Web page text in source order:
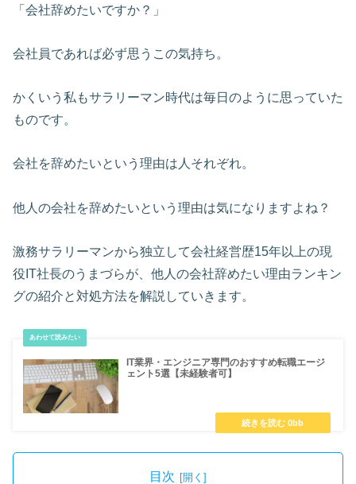
「会社辞めたいですか？」
会社員であれば必ず思うこの気持ち。
かくいう私もサラリーマン時代は毎日のように思っていた
ものです。
会社を辞めたいという理由は人それぞれ。
他人の会社を辞めたいという理由は気になりますよね？
激務サラリーマンから独立して会社経営歴15年以上の現
役IT社長のうまづらが、他人の会社辞めたい理由ランキン
グの紹介と対処方法を解説していきます。
IT業界・エンジニア専門のおすすめ転職エージ
ェント5選【未経験者可】
目次